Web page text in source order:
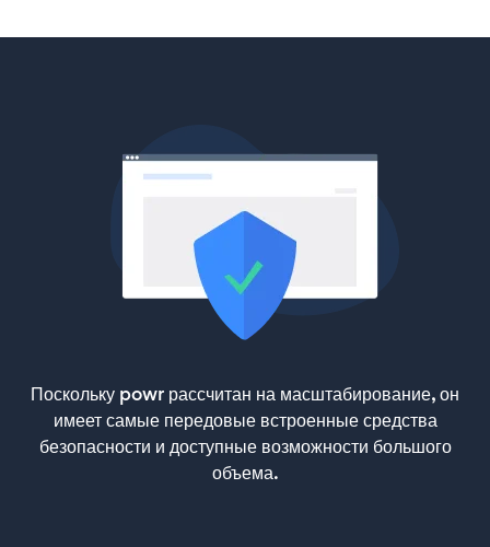
Поскольку powr рассчитан на масштабирование, он
имеет самые передовые встроенные средства
безопасности и доступные возможности большого
объема.